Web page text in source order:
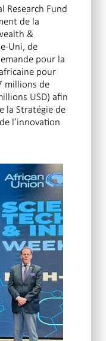
Research Fund
de la
&
Uni, de
pour la
pour
millions de
USD) afin
la Stratégie de
l’innovation